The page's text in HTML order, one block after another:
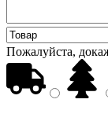
Пожалуйста,